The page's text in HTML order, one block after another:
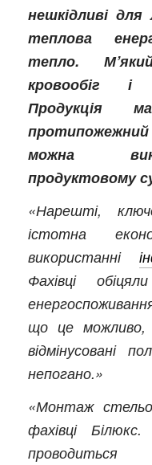
нешкідливі
теплова
тепло.
кровообіг і
Продукція
можна
продуктовому
«Нарешті,
істотна
використанні
Фахівці
що це можливо,
відмінусовані
непогано.»
«Монтаж
фахівці Білюкс.